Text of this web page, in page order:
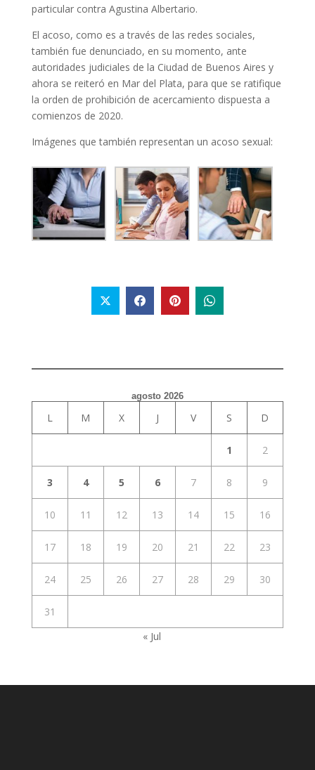
particular contra Agustina Albertario.
El acoso, como es a través de las redes sociales,
también fue denunciado, en su momento, ante
autoridades judiciales de la Ciudad de Buenos Aires y
ahora se reiteró en Mar del Plata, para que se ratifique
la orden de prohibición de acercamiento dispuesta a
comienzos de 2020.
Imágenes que también representan un acoso sexual:
agosto 2026
L M X J V S D
1 2
3 4 5 6 7 8 9
10 11 12 13 14 15 16
17 18 19 20 21 22 23
24 25 26 27 28 29 30
31
« Jul